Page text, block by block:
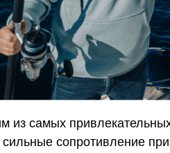
из самых
сильные сопротивление